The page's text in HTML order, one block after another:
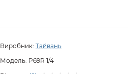
Виробник: Тайвань
Модель: P69R 1/4